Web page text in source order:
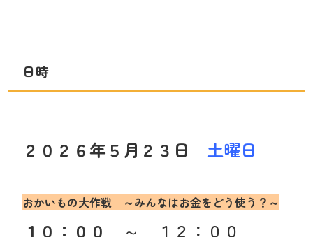
日時
２０２６年５ 月２３日土曜日
おかいもの大作戦 ～みんなはお金をどう使う？～
１０：００ ～ １２：００